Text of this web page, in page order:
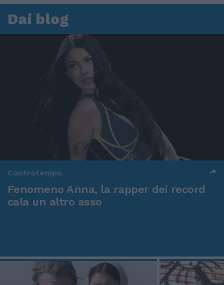
Dai blog
Controtempo
Fenomeno Anna, la rapper dei record
cala un altro asso